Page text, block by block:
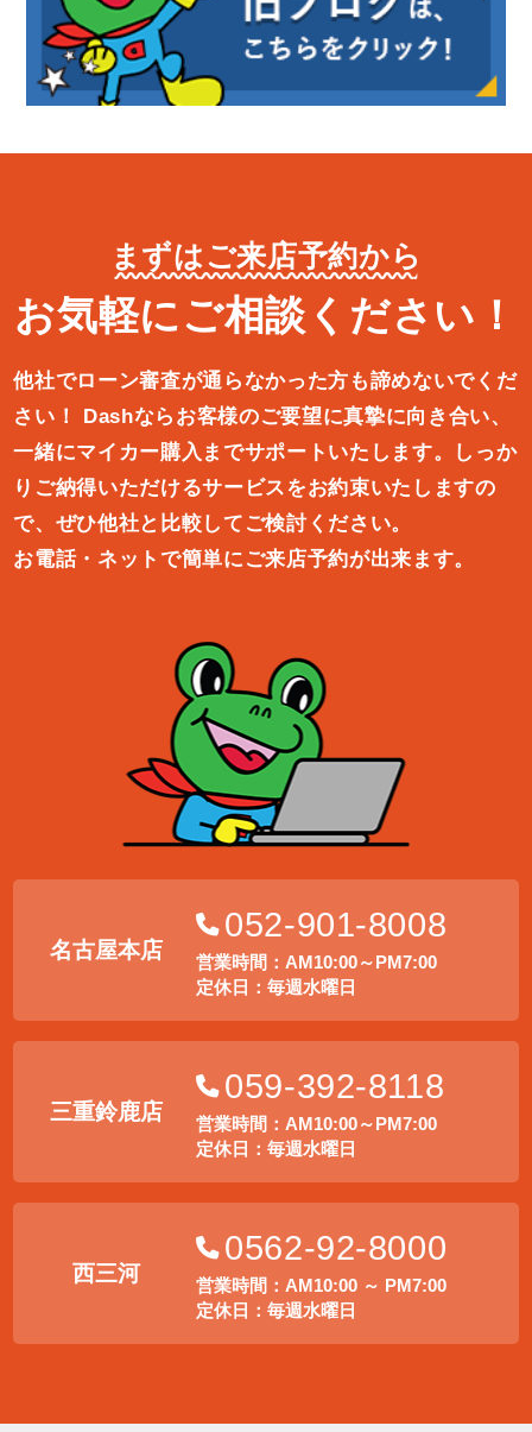
まずはご来店予約から
お気軽にご相談ください！
他社でローン審査が通らなかった方も諦めないでくだ
さい！
Dashならお客様のご要望に真摯に向き合い、
一緒にマイカー購入ま でサポートいたします。しっか
りご納得いただけるサービスをお約束いたしますの
で、ぜひ他社と比較してご検討ください。
お電話・ネットで簡単にご来店予約が出来ます。
名古屋本店
052-901-8008
営業時間：AM10:00～PM7:00
定休日：毎週水曜日
三重鈴鹿店
059-392-8118
営業時間：AM10:00～PM7:00
定休日：毎週水曜日
西三河
0562-92-8000
営業時間：AM10:00 ～ PM7:00
定休日：毎週水曜日